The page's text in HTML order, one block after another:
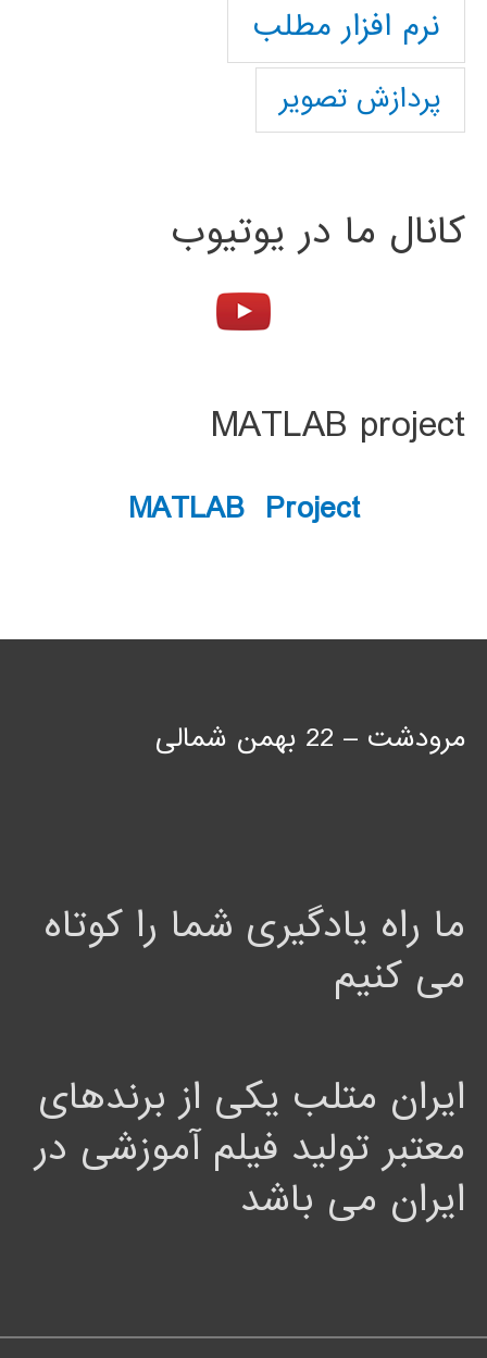
نرم افزار مطلب
پردازش تصویر
کانال ما در یوتیوب
MATLAB project
MATLAB Project
مرودشت – 22 بهمن شمالی
ما راه یادگیری شما را کوتاه
می کنیم
ایران متلب یکی از برندهای
معتبر تولید فیلم آموزشی در
ایران می باشد